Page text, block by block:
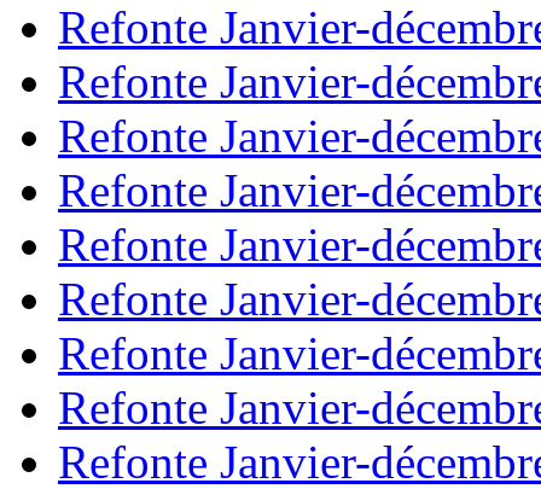
Refonte Janvier-
Refonte Janvier-
Refonte Janvier-
Refonte Janvier-
Refonte Janvier-
Refonte Janvier-
Refonte Janvier-
Refonte Janvier-
Refonte Janvier-